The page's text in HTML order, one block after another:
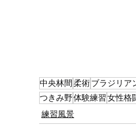
中央林間 柔術ブラジリア
つきみ野体験練習女性格
練習風景